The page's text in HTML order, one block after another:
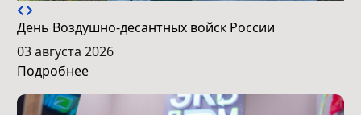
День Воздушно-десантных войск России
03 августа 2026
Подробнее